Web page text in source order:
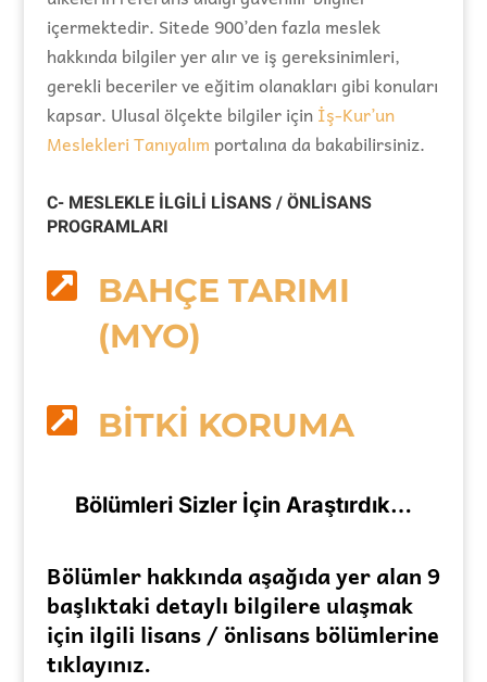
içermektedir. Sitede 900’den fazla meslek
hakkında bilgiler yer alır ve iş gereksinimleri,
gerekli beceriler ve eğitim olanakları gibi konuları
kapsar. Ulusal ölçekte bilgiler içinİş-Kur’un
Meslekleri Tanıyalım portalına da bakabilirsiniz.
C- MESLEKLE İLGİLİ LİSANS / ÖNLİSANS
PROGRAMLARI

BAHÇE TARIMI
(MYO)
 BİTKİ KORUMA
Bölümleri Sizler İçin Araştırdık…
Bölümler hakkında aşağıda yer alan 9
başlıktaki detaylı bilgilere ulaşmak
için ilgili lisans / önlisans bölümlerine
tıklayınız.